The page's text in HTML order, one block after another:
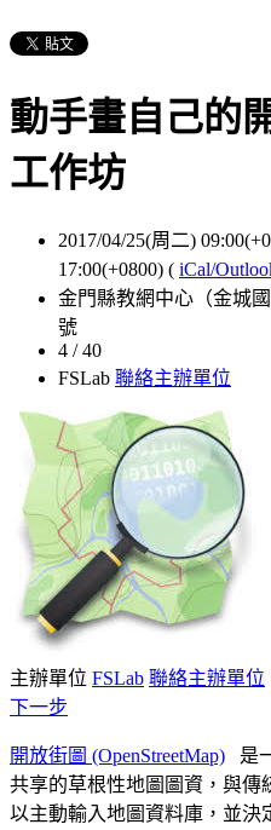
動手畫自己的
工作坊
2017/04/25(周二)
17:00(+0800) ( iCal/
金門縣教網中心（金城
號
4 / 40
FSLab 聯絡主辦單位
主辦單位 FSLab 聯絡主辦單位
下一步
開放街圖 (OpenStreetMap) 是
共享的草根性地圖圖資，與傳
以主動輸入地圖資料庫，並決